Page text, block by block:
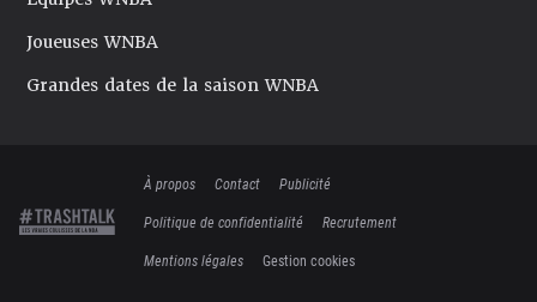
Joueuses WNBA
Grandes dates de la saison WNBA
À propos Contact
Publicité
Politique de confidentialité
Recrutement
Mentions légales
Gestion cookies